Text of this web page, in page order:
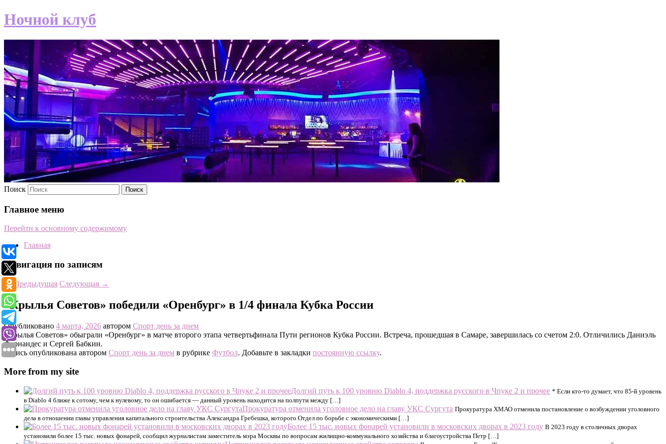
Ночной клуб
Поиск
Главное меню
Перейти к основному содержимому
Главная
Навигация по записям
←Предыдущая Следующая →
«Крылья Советов» победили «Оренбург» в 1/4 финала Кубка России
Опубликовано 4 марта, 2026 автором Спорт день за днем
«Крылья Советов» обыграли «Оренбург» в матче второго этапа четвертьфинала Пути регионов Кубка России. Встреча, прошедшая в Самаре, завершилась со счетом 2:0. Отличились Даниэль
Фернандес и Сергей Бабкин.
Запись опубликована автором Спорт день за днем в рубрике Футбол. Добавьте в закладки постоянную ссылку.
More from my site
Долгий путь к 100 уровню Diablo 4, поддержка русского в Чпуке 2 и прочее * Если кто-то думает, что 85-й уровень
в Diablo 4 ближе к сотому, чем к нулевому, то он ошибается — данный уровень находится на полпути между […]
Прокуратура отменила уголовное дело на главу УКС Сургута Прокуратура ХМАО отменила постановление о возбуждении уголовного
дела в отношении главы управления капитального строительства Александра Гребешка, которого Отдел по борьбе с экономическими […]
Более 15 тыс. новых фонарей установили в московских дворах в 2023 году В 2023 году в столичных дворах
установили более 15 тыс. новых фонарей, сообщил журналистам заместитель мэра Москвы по вопросам жилищно-коммунального хозяйства и благоустройства Петр […]